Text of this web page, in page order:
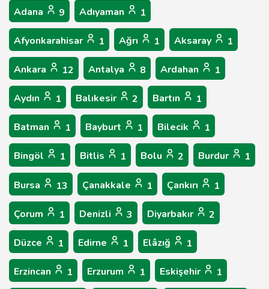
Adana 9 Adıyaman 1
Afyonkarahisar 1 Ağrı 1 Aksaray 1
Ankara 12 Antalya 8 Ardahan 1
Aydın 1 Balıkesir 2 Bartın 1
Batman 1 Bayburt 1 Bilecik 1
Bingöl 1 Bitlis 1 Bolu 2 Burdur 1
Bursa 13 Çanakkale 1 Çankırı 1
Çorum 1 Denizli 3 Diyarbakır 2
Düzce 1 Edirne 1 Elâzığ 1
Erzincan 1 Erzurum 1 Eskişehir 1